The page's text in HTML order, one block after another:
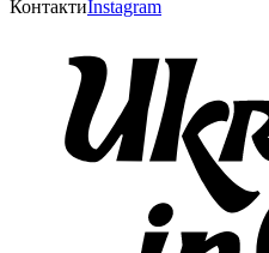
КонтактиInstagram